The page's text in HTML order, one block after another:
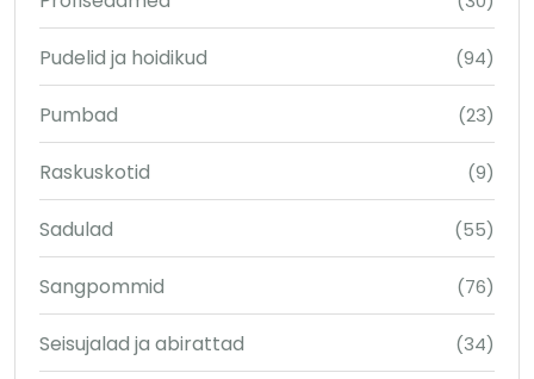
Pudelid ja hoidikud (94)
Pumbad (23)
Raskuskotid (9)
Sadulad (55)
Sangpommid (76)
Seisujalad ja abirattad (34)